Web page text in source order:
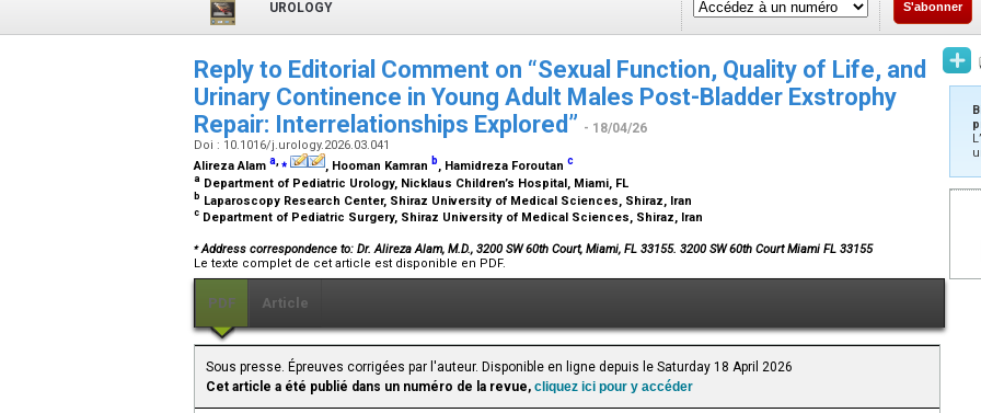
UROLOGY S'abonner
Reply to Editorial Comment on “Sexual Function, Quality of Life, and
Urinary Continence in Young Adult Males Post-Bladder Exstrophy
Repair: Interrelationships Explored” - 18/04/26
Doi : 10.1016/j.urology.2026.03.041
Alireza Alam a,⁎ , Hooman Kamran b, Hamidreza Foroutan c
a Department of Pediatric Urology, Nicklaus Children’s Hospital, Miami, FL
b Laparoscopy Research Center, Shiraz University of Medical Sciences, Shiraz, Iran
c Department of Pediatric Surgery, Shiraz University of Medical Sciences, Shiraz, Iran
⁎Address correspondence to: Dr. Alireza Alam, M.D., 3200 SW 60th Court, Miami, FL 33155. 3200 SW 60th Court Miami FL 33155
Le texte complet de cet article est disponible en PDF.
PDF Article
Sous presse. Épreuves corrigées par l'auteur. Disponible en ligne depuis le Saturday 18 April 2026
Cet article a été publié dans un numéro de la revue, cliquez ici pour y accéder